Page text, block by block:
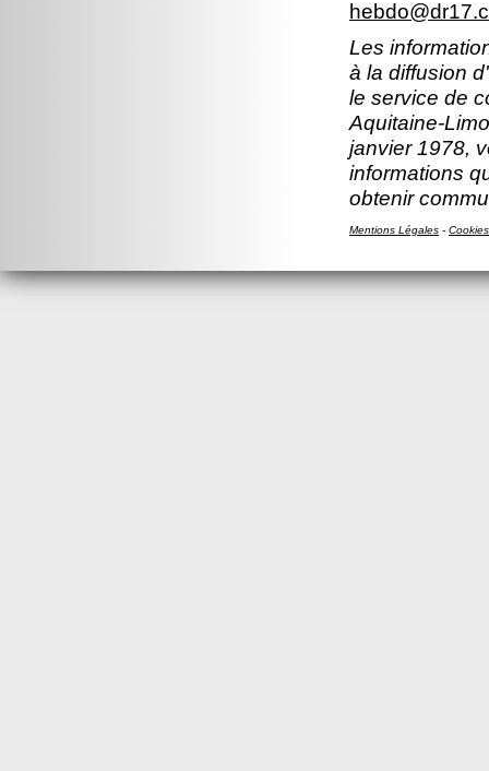
Les
à la diffusion
le service de
Aquitaine-
janvier 1978,
informations
obtenir
Mentions Légales - Cookies